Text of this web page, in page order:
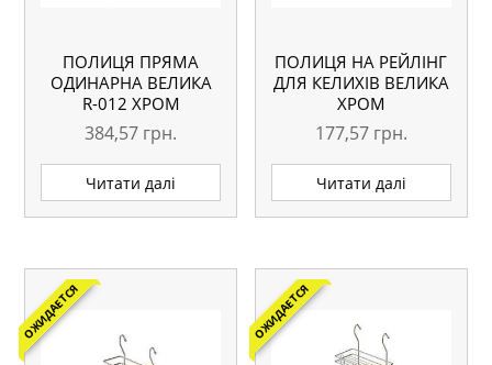
ПОЛИЦЯ ПРЯМА
ОДИНАРНА ВЕЛИКА
R-012 ХРОМ
384,57 грн.
Читати далі
ПОЛИЦЯ НА РЕЙЛІНГ
ДЛЯ КЕЛИХІВ ВЕЛИКА
ХРОМ
177,57 грн.
Читати далі
ОЖИДАЕТСЯ ОЖИДАЕТСЯ